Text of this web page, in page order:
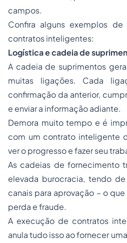
campos.
Confira alguns exemplos
contratos inteligentes:
Logística e cadeia de
A cadeia de suprimentos
muitas ligações. Cada
confirmação da anterior,
e enviar a informação adiante.
Demora muito tempo e é
com um contrato inteligente
ver o progresso e fazer seu
As cadeias de fornecimento
elevada burocracia, tendo
canais para aprovação – o
perda e fraude.
A execução de contratos
anula tudo isso ao fornecer